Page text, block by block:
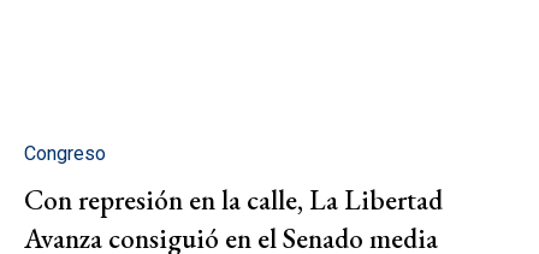
Congreso
Con represión en la calle, La Libertad
Avanza consiguió en el Senado media